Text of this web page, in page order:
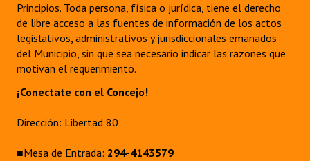
Principios. Toda persona, física o jurídica, tiene el derecho
de libre acceso a las fuentes de información de los actos
legislativos, administrativos y jurisdiccionales emanados
del Municipio, sin que sea necesario indicar las razones que
motivan el requerimiento.
¡Conectate con el Concejo!
Dirección: Libertad 80
■Mesa de Entrada: 294-4143579